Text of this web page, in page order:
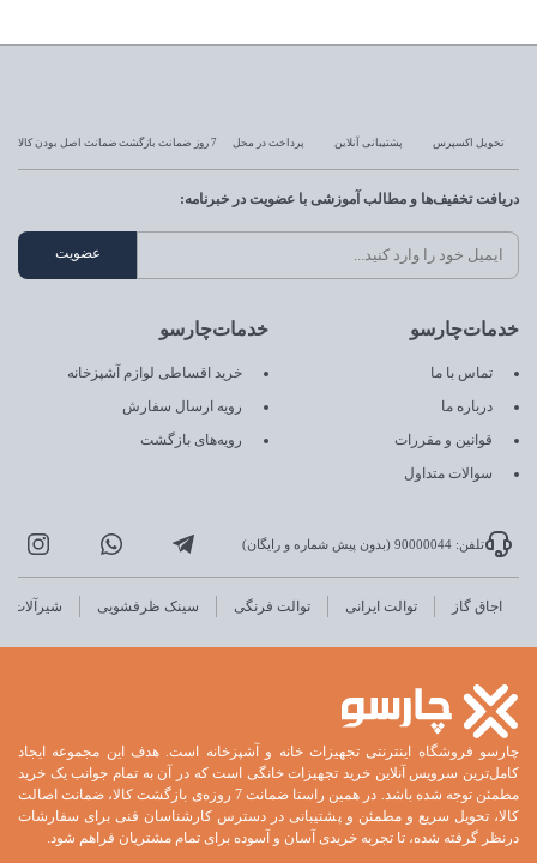
تحویل اکسپرس پشتیبانی آنلاین پرداخت در محل 7 روز ضمانت بازگشت ضمانت اصل بودن کالا
خدمات‌چارسو
تماس با ما
درباره ما
قوانین و مقررات
سوالات متداول
خدمات‌چارسو
خرید اقساطی لوازم آشپزخانه
رویه ارسال سفارش
رویه‌های بازگشت
دریافت تخفیف‌ها و مطالب آموزشی با عضویت در خبرنامه:
تلفن: 90000044 (بدون پیش شماره و رایگان)
اجاق گاز توالت ایرانی توالت فرنگی سینک ظرفشویی شیرآلات
چارسو فروشگاه اینترنتی تجهیزات خانه و آشپزخانه است. هدف این مجموعه ایجاد
کامل‌ترین سرویس آنلاین خرید تجهیزات خانگی است که در آن به تمام جوانب یک خرید
مطمئن توجه شده باشد. در همین راستا ضمانت 7 روزه‌ی بازگشت کالا، ضمانت اصالت
کالا، تحویل سریع و مطمئن و پشتیبانی در دسترس کارشناسان فنی برای سفارشات
درنظر گرفته شده، تا تجربه خریدی آسان و آسوده برای تمام مشتریان فراهم شود.